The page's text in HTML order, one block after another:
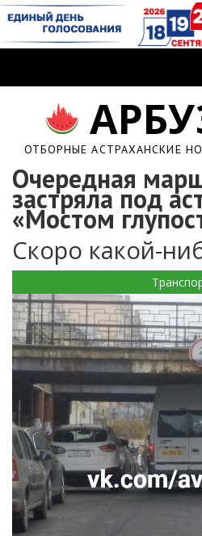
ОТБОРНЫЕ АСТРАХАНСКИЕ
Очередная
застряла под
«Мостом
Скоро какой-